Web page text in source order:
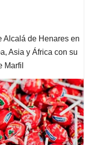
Alcalá de Henares en
Asia y África con su
Marfil